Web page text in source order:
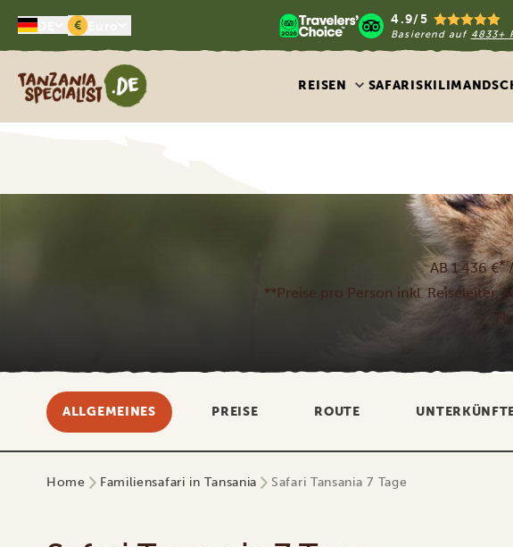
€ 4.9/5
Basierend auf 4833+
Tanzania Specialist
REISEN SAFARIS
AB 1.436 €*/
**Preise pro Person inkl.
ALLGEMEINES PREISE ROUTE
Home Familiensafari in Tansania Safari Tansania 7 Tage